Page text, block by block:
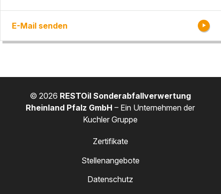
E-Mail senden
© 2026 RESTOil Sonderabfallverwertung
Rheinland Pfalz GmbH – Ein Unternehmen der
Kuchler Gruppe
Zertifikate
Stellenangebote
Datenschutz